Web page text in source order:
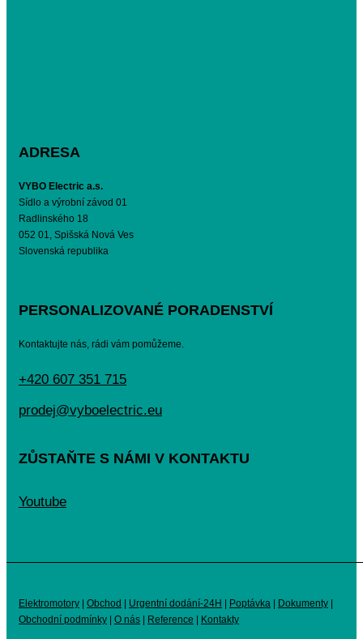
ADRESA
VYBO Electric a.s.
Sídlo a výrobní závod 01
Radlinského 18
052 01, Spišská Nová Ves
Slovenská republika
PERSONALIZOVANÉ PORADENSTVÍ
Kontaktujte nás, rádi vám pomůžeme.
+420 607 351 715
prodej@vyboelectric.eu
ZŮSTAŇTE S NÁMI V KONTAKTU
Youtube
Elektromotory Obchod Urgentní dodání-24H Poptávka Dokumenty
Obchodní podmínky
O nás Reference Kontakty